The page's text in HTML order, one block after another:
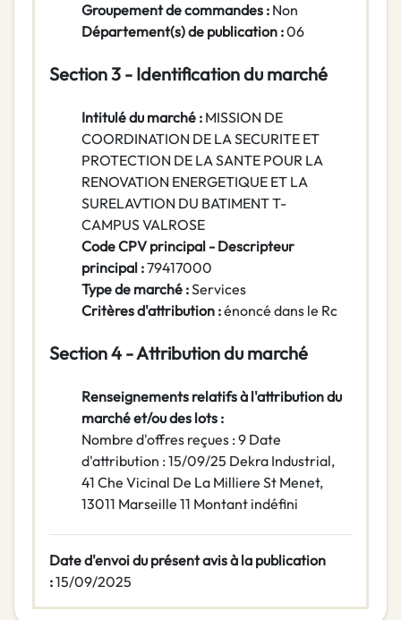
Groupement de commandes : Non
Département(s) de publication :06
Section 3 - Identification du marché
Intitulé du marché : MISSION DE
COORDINATION DE LA SECURITE ET
PROTECTION DE LA SANTE POUR LA
RENOVATION ENERGETIQUE ET LA
SURELAVTION DU BATIMENT T-
CAMPUS VALROSE
Code CPV principal - Descripteur
principal :79417000
Type de marché :Services
Critères d'attribution :énoncé dans le Rc
Section 4 - Attribution du marché
Renseignements relatifs à l'attribution du
marché et/ou des lots :
Nombre d'offres reçues : 9 Date
d'attribution : 15/09/25 Dekra Industrial,
41 Che Vicinal De La Milliere St Menet,
13011 Marseille 11 Montant indéfini
Date d'envoi du présent avis à la publication
:15/09/2025